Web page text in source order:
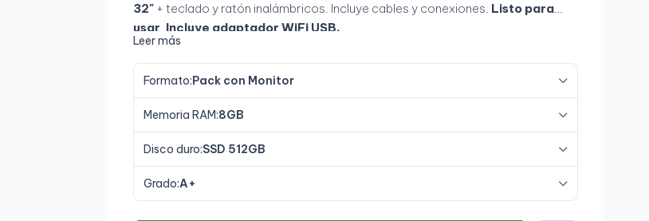
32"+ teclado y ratón inalámbricos. Incluye cables y conexiones. Listo para
usar Incluye adaptador WiFi USB.
Leer más
Formato:Pack con Monitor
Memoria RAM:8GB
Disco duro:SSD 512GB
Grado:A+